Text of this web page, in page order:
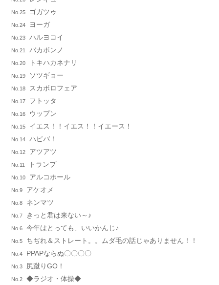
No.25 ゴガツゥ
No.24 ヨーガ
No.23 ハルヨコイ
No.21 バカボンノ
No.20 トキハカネナリ
No.19 ソツギョー
No.18 スカボロフェア
No.17 フトッタ
No.16 ウップン
No.15 イエス！！イエス！！イエース！
No.14 ハピバ！
No.12 アツアツ
No.11 トランプ
No.10 アルコホール
No.9 アケオメ
No.8 ネンマツ
No.7 きっと君は来ない～♪
No.6 今年はとっても、いいかんじ♪
No.5 ちぢれ＆ストレート。。ムダ毛の話じゃありません！！
No.4 PPAPならぬ〇〇〇〇
No.3 尻蹴りGO！
No.2 ◆ラジオ・体操◆